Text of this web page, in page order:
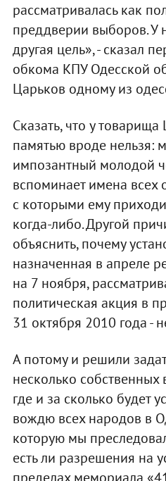
рассматривалась как
преддверии выборов. У
другая цель», - сказал
обкома КПУ Одесской
Царьков одному из
Сказать, что у
памятью вроде нельзя:
импозантный молодой
вспоминает имена всех
с которыми ему
когда-либо. Другой
объяснить, почему
назначенная в апреле
на 7 ноября,
политическая акция в
31 октября 2010 года -
А потому и решили
несколько
где и за сколько будет
вождю всех народов в
которую мы
есть ли разрешения на